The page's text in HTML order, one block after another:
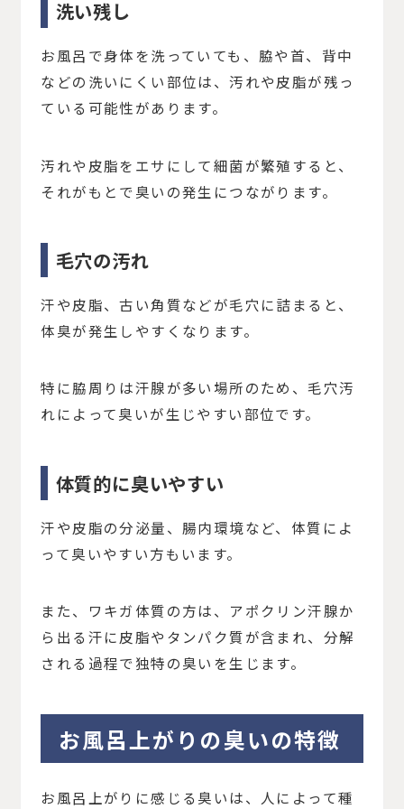
洗い残し
お風呂で身体を洗っていても、脇や首、背中
などの洗いにくい部位は、汚れや皮脂が残っ
ている可能性があります。
汚れや皮脂をエサにして細菌が繁殖すると、
それがもとで臭いの発生につながります。
毛穴の汚れ
汗や皮脂、古い角質などが毛穴に詰まると、
体臭が発生しやすくなります。
特に脇周りは汗腺が多い場所のため、毛穴汚
れによって臭いが生じやすい部位です。
体質的に臭いやすい
汗や皮脂の分泌量、腸内環境など、体質によ
って臭いやすい方もいます。
また、ワキガ体質の方は、アポクリン汗腺か
ら出る汗に皮脂やタンパク質が含まれ、分解
される過程で独特の臭いを生じます。
お風呂上がりの臭いの特徴
お風呂上がりに感じる臭いは、人によって種